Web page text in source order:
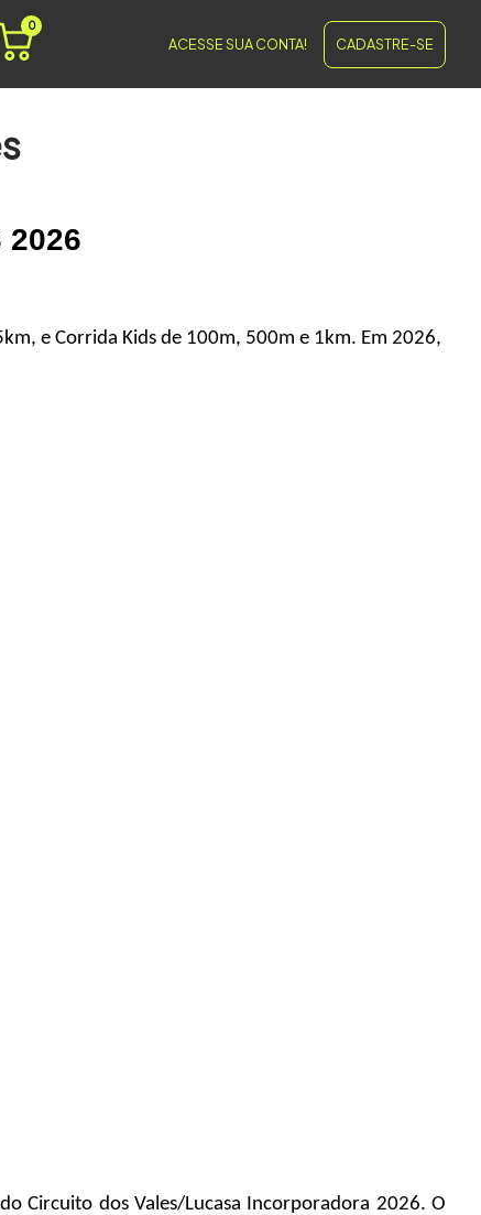
0
ACESSE SUA CONTA! CADASTRE-SE
2026
e Corrida Kids de 100m, 500m e 1km. Em 2026,
Circuito dos Vales/Lucasa Incorporadora 2026. O